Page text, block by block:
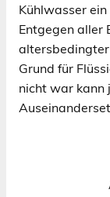
Kühlwasser
Entgegen aller
Grund für
nicht war kann